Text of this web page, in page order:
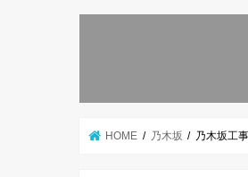
HOME 乃木坂 乃木坂工